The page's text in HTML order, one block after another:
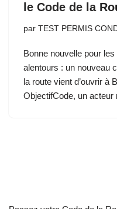
le Code de la
par TEST PERMIS
Bonne nouvelle pour
alentours : un nouveau
la route vient d’ouvrir à
ObjectifCode, un acteur